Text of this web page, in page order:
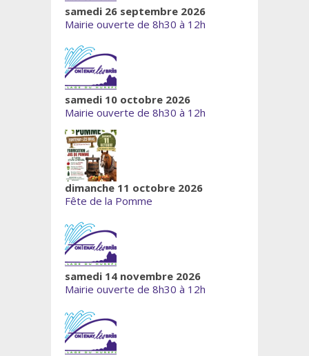
samedi 26 septembre 2026
Mairie ouverte de 8h30 à 12h
samedi 10 octobre 2026
Mairie ouverte de 8h30 à 12h
dimanche 11 octobre 2026
Fête de la Pomme
samedi 14 novembre 2026
Mairie ouverte de 8h30 à 12h